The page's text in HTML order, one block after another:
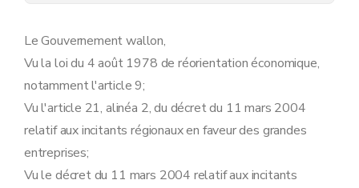
Art. 18
Section 2 La prime à l'emploi
Art. 20
Art. 22
Art. 23
Art. 25
Art. 26
Le Gouvernement wallon,
Vu la loi du 4 août 1978 de réorientation économique,
notamment l'article 9;
Vu l'article 21, alinéa 2, du décret du 11 mars 2004
relatif aux incitants régionaux en faveur des grandes
entreprises;
Vu le décret du 11 mars 2004 relatif aux incitants